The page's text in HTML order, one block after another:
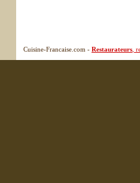
Cuisine-Francaise.com - Restaurateurs ,